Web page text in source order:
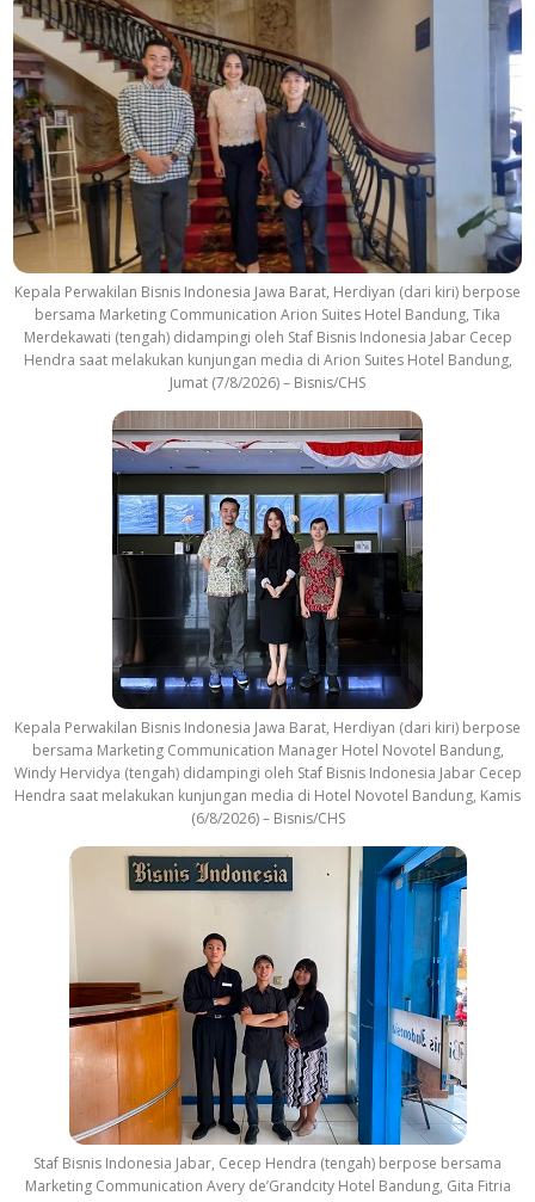
Kepala Perwakilan Bisnis Indonesia Jawa Barat, Herdiyan (dari kiri) berpose
bersama Marketing Communication Arion Suites Hotel Bandung, Tika
Merdekawati (tengah) didampingi oleh Staf Bisnis Indonesia Jabar Cecep
Hendra saat melakukan kunjungan media di Arion Suites Hotel Bandung,
Jumat (7/8/2026) – Bisnis/CHS
Kepala Perwakilan Bisnis Indonesia Jawa Barat, Herdiyan (dari kiri) berpose
bersama Marketing Communication Manager Hotel Novotel Bandung,
Windy Hervidya (tengah) didampingi oleh Staf Bisnis Indonesia Jabar Cecep
Hendra saat melakukan kunjungan media di Hotel Novotel Bandung, Kamis
(6/8/2026) – Bisnis/CHS
Staf Bisnis Indonesia Jabar, Cecep Hendra (tengah) berpose bersama
Marketing Communication Avery de’Grandcity Hotel Bandung, Gita Fitria